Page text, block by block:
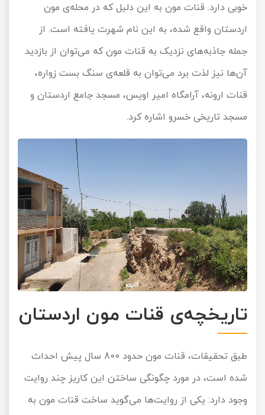
خوبی دارد. قنات مون به این دلیل که در محله‌ی مون
اردستان واقع شده، به این نام شهرت یافته است. از
جمله جاذبه‌های نزدیک به قنات مون که می‌توان از بازدید
آن‌ها نیز لذت برد می‌توان به قلعه‌ی سنگ بست زواره،
قنات ارونه، آرامگاه امیر اویس، مسجد جامع اردستان و
مسجد تاریخی خسرو اشاره کرد.
تاریخچه‌ی قنات مون اردستان
طبق تحقیقات، قنات مون حدود 800 سال پیش احداث
شده است، در مورد چگونگی ساختن این کاریز چند روایت
وجود دارد: یکی از روایت‌ها می‌گوید ساخت قنات مون به